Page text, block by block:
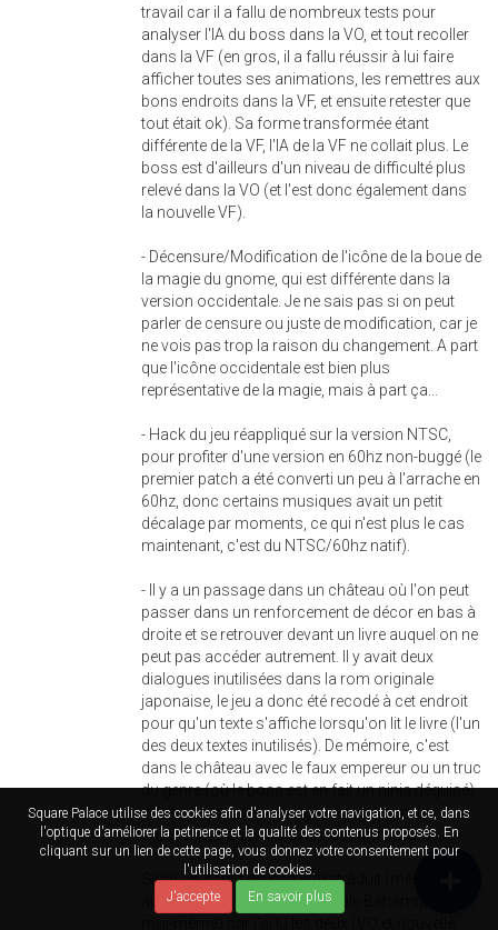
Square Palace utilise des cookies afin d'analyser votre navigation, et ce, dans
l'optique d'améliorer la petinence et la qualité des contenus proposés. En
cliquant sur un lien de cette page, vous donnez votre consentement pour
l'utilisation de cookies.
J'accepte
En savoir plus
travail car il a fallu de nombreux tests pour
analyser l'IA du boss dans la VO, et tout recoller
dans la VF (en gros, il a fallu réussir à lui faire
afficher toutes ses animations, les remettres aux
bons endroits dans la VF, et ensuite retester que
tout était ok). Sa forme transformée étant
différente de la VF, l'IA de la VF ne collait plus. Le
boss est d'ailleurs d'un niveau de difficulté plus
relevé dans la VO (et l'est donc également dans
la nouvelle VF).
- Décensure/Modification de l'icône de la boue de
la magie du gnome, qui est différente dans la
version occidentale. Je ne sais pas si on peut
parler de censure ou juste de modification, car je
ne vois pas trop la raison du changement. A part
que l'icône occidentale est bien plus
représentative de la magie, mais à part ça...
- Hack du jeu réappliqué sur la version NTSC,
pour profiter d'une version en 60hz non-buggé (le
premier patch a été converti un peu à l'arrache en
60hz, donc certains musiques avait un petit
décalage par moments, ce qui n'est plus le cas
maintenant, c'est du NTSC/60hz natif).
- Il y a un passage dans un château où l'on peut
passer dans un renforcement de décor en bas à
droite et se retrouver devant un livre auquel on ne
peut pas accéder autrement. Il y avait deux
dialogues inutilisées dans la rom originale
japonaise, le jeu a donc été recodé à cet endroit
pour qu'un texte s'affiche lorsqu'on lit le livre (l'un
des deux textes inutilisés). De mémoire, c'est
dans le château avec le faux empereur ou un truc
du genre (où le boss est en fait un ninja déguisé)
et le texte en question indique justement la
supercherie du boss avant de l'affronter.
Sinon, le script n'a pas été retraduit (même si ça
aurait pu être refait par Le Noble Bahamut ou